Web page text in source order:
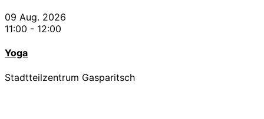
09 Aug. 2026
11:00 - 12:00
Yoga
Stadtteilzentrum Gasparitsch